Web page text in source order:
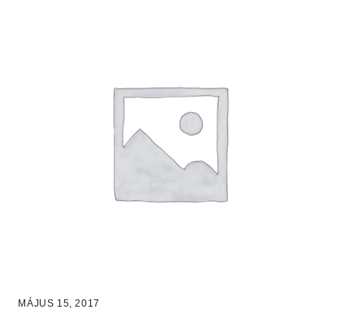
MÁJUS 15, 2017